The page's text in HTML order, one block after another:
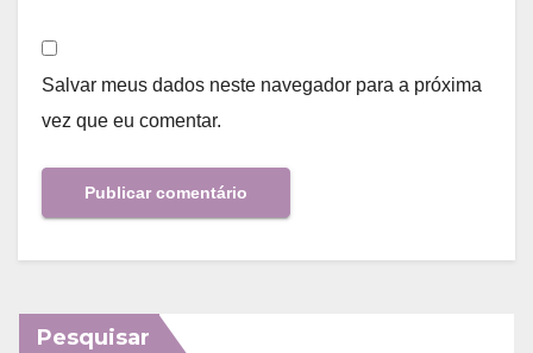
Salvar meus dados neste navegador para a próxima
vez que eu comentar.
Pesquisar